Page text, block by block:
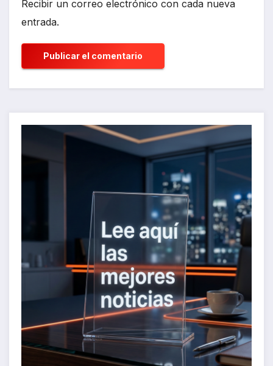
Recibir un correo electrónico con cada nueva
entrada.